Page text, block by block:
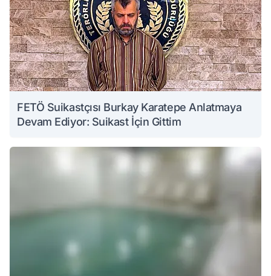
FETÖ Suikastçısı Burkay Karatepe Anlatmaya
Devam Ediyor: Suikast İçin Gittim